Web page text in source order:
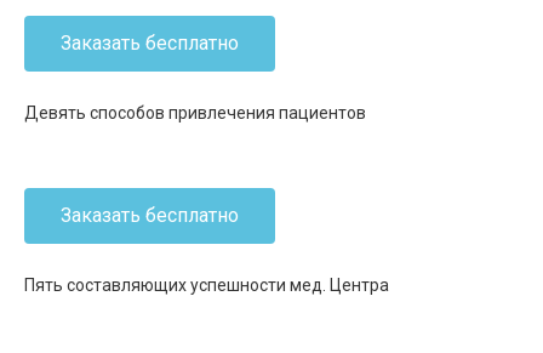
Заказать бесплатно
Девять способов привлечения пациентов
Заказать бесплатно
Пять составляющих успешности мед. Центра